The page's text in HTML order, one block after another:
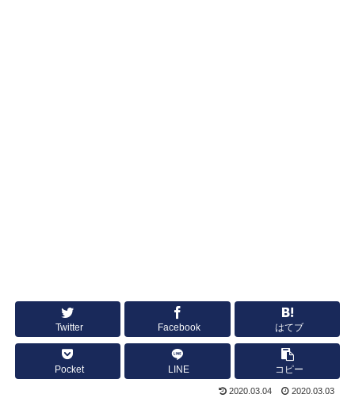
Twitter Facebook はてブ
Pocket LINE コピー
2020.03.04 2020.03.03